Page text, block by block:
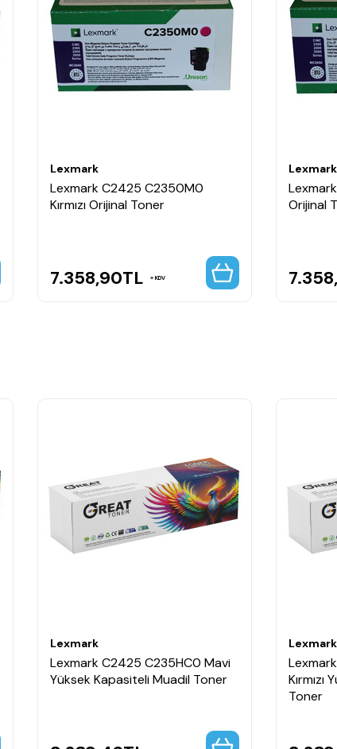
Lexmark
Lexmark C2425 C2350M0
Kırmızı Orijinal Toner
7.358,90TL KDV
Lexmark
Orijinal
Lexmark
Lexmark C2425 C235HC0 Mavi
Yüksek Kapasiteli Muadil Toner
Lexmark
Toner